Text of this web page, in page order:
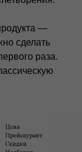
—
сделать
раза.